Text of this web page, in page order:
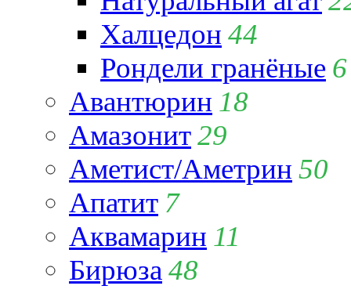
Халцедон 44
Рондели гранёные 6
Авантюрин 18
Амазонит29
Аметист/Аметрин 50
Апатит 7
Аквамарин 11
Бирюза 48